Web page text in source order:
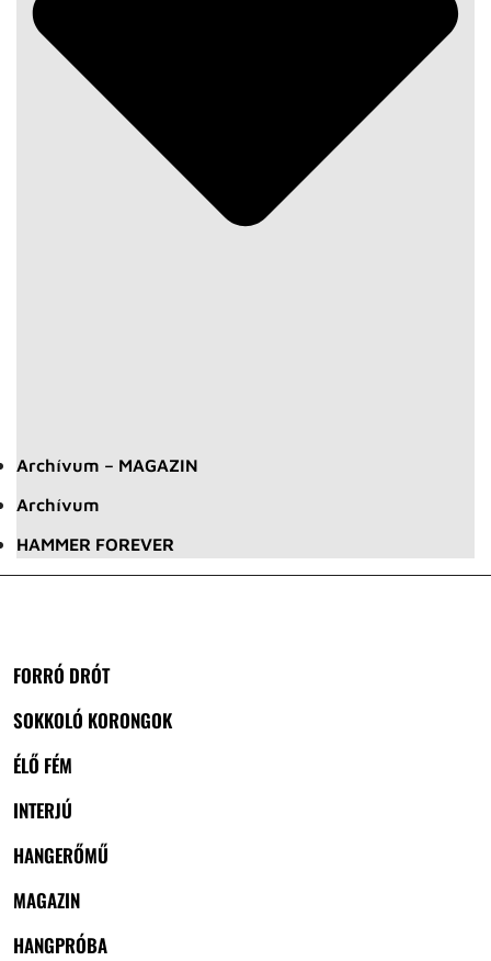
Archívum – MAGAZIN
Archívum
HAMMER FOREVER
FORRÓ DRÓT
SOKKOLÓ KORONGOK
ÉLŐ FÉM
INTERJÚ
HANGERŐMŰ
MAGAZIN
HANGPRÓBA